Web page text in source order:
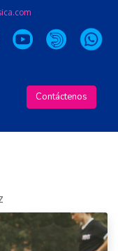
Contáctenos